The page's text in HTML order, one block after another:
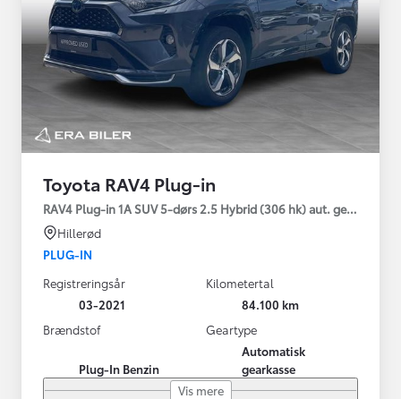
Toyota RAV4 Plug-in
RAV4 Plug-in 1A SUV 5-dørs 2.5 Hybrid (306 hk) aut. gear
Hillerød
PLUG-IN
Registreringsår
03-2021
Kilometertal
84.100 km
Brændstof
Plug-In Benzin
Geartype
Automatisk
gearkasse
Vis mere